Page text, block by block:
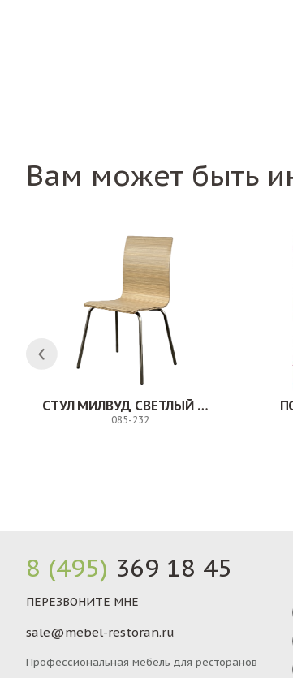
Вам может быть
СТУЛ МИЛВУД СВЕТЛЫЙ ШЕЛК
085-232
8 (495) 369 18 45
ПЕРЕЗВОНИТЕ МНЕ
sale@mebel-restoran.ru
Профессиональная мебель для ресторанов